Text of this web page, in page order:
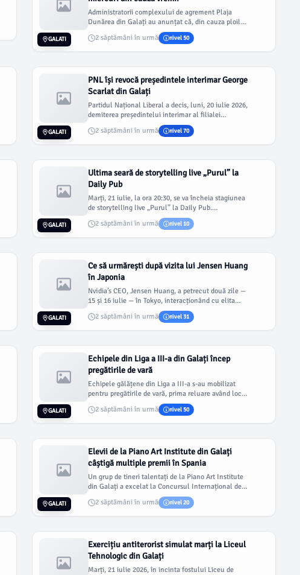
Administratorii complexului de agrement Plaja
Dunărea din Galați au anunțat că, din cauza ploilor
prognozate pentru mâin...
2 săptămâni în urmă nivel 50
GALATI
PNL își revocă președintele interimar George
Scarlat din Galați
Partidul Național Liberal a decis, luni, 20 iulie 2026,
demiterea președintelui interimar al filialei
2 săptămâni în urmă nivel 70
GALATI
Ultima seară de storytelling live „Purul” la
Daily Pub
Marți, 21 iulie, la ora 20:30, se va încheia stagiunea
de storytelling live „Purul” la Daily Pub.
Evenimentul este inspi...
2 săptămâni în urmă nivel 10
GALATI
Ce să urmărești după vizita lui Jensen Huang
în Japonia
Nvidia’s CEO, Jensen Huang, a petrecut două zile —
15 și 16 iulie — în Tokyo, interacționând cu elita
2 săptămâni în urmă nivel 31
GALATI
Echipele din Liga a III-a din Galați încep
pregătirile de vară
Echipele gălățene din Liga a III-a s-au mobilizat
pentru pregătirile de vară, prima reluare având loc
2 săptămâni în urmă nivel 50
GALATI
Elevii de la Piano Art Institute din Galați
câștigă multiple premii în Spania
Un grup de tineri talentați de la Piano Art Institute
din Galați a excelat la Concursul Internațional de
2 săptămâni în urmă nivel 20
GALATI
Exercițiu antiterorist simulat marți la Liceul
Tehnologic din Galați
Marți, 21 iulie 2026, în incinta fostului Liceu de